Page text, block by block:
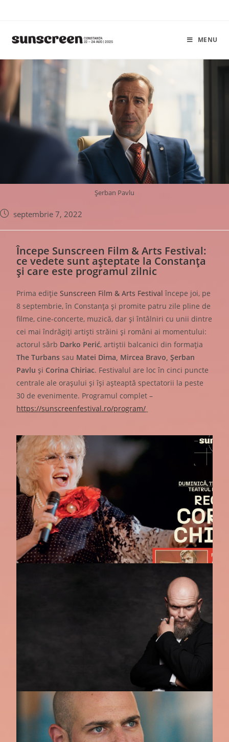
MENU
Șerban Pavlu
septembrie 7, 2022
Începe Sunscreen Film & Arts Festival:
ce vedete sunt așteptate la Constanța
și care este programul zilnic
Prima edițieSunscreen Film & Arts Festival începe joi, pe
8 septembrie, în Constanța și promite patru zile pline de
filme, cine-concerte, muzică, dar și întâlniri cu unii dintre
cei mai îndrăgiți artiști străini și români ai momentului:
actorul sârb Darko Perić, artiștii balcanici din formația
The Turbans sau Matei Dima, Mircea Bravo, Șerban
Pavlu și Corina Chiriac. Festivalul are loc în cinci puncte
centrale ale orașului și își așteaptă spectatorii la peste
30 de evenimente. Programul complet –
https://sunscreenfestival.ro/program/